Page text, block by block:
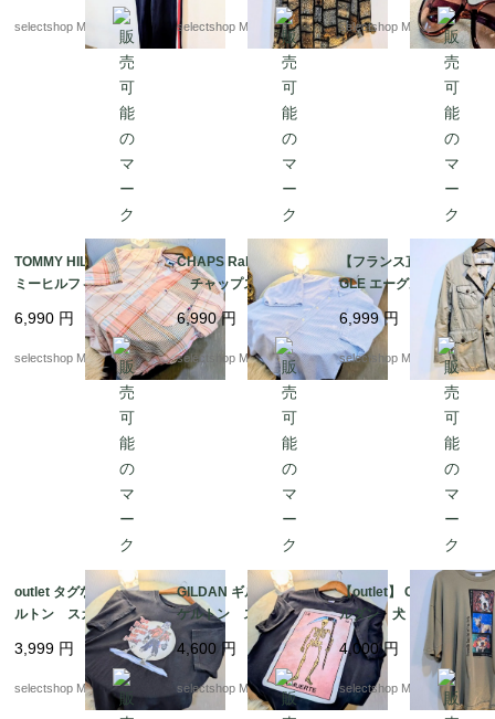
リコロール 48
selectshop Merci. selectshop Merci.
クブラウン ブラウ
ン 軽い付け心地
selectshop Merci.
TOMMY HILFIGER ト
ミーヒルフィガー 半
袖シャツ ボタンシャ
ツ mens リネ
ン コットン XLサイ
ズ ピンク ベージ
ュ 半袖シャツ チェ
6,990 円
selectshop Merci.
CHAPS Ralph Lauren
チャップス ラルフ
ローレン mens シ
アサッカー コット
ン XLサイズ ブル
ー ホワイト 半袖シ
6,990円
selectshop Merci.
【フランス直輸入】AI
GLE エーグル ハンテ
ィングジャケット M
サイズ 逸品 レア
mens ユニセックス
6,999円
selectshop Merci.
outlet タグなし スケ
ルトン スカル Tシャ
ツ Mサイズ程度 コ
ットン ボーン 骨
ブラックTシャツ Y2K
3,999 円
selectshop Merci.
GILDAN ギルダン ス
ケルトン スカル Tシ
ャツ Mサイズ コッ
トン ボーン 骨 ブ
ラックTシャツ Y2K
NICARAGUA製
4,600 円
selectshop Merci.
【outlet】 GILDAN ギ
ルダン 犬 やぎ XX
Lサイズ ベージュ
プリント コットン T
シャツ
4,000円
selectshop Merci.